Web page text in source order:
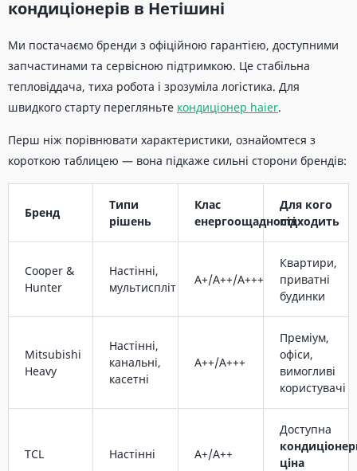
кондиціонерів в Нетішині
Ми постачаємо бренди з офіційною гарантією, доступними
запчастинами та сервісною підтримкою. Це стабільна
тепловіддача, тиха робота і зрозуміла логістика. Для
швидкого старту перегляньте кондиціонер haier.
Перш ніж порівнювати характеристики, ознайомтеся з
короткою таблицею — вона підкаже сильні сторони брендів:
Бренд
Типи
рішень
Клас
енергоощадності
Для кого
підходить
Cooper &
Hunter
Настінні,
мультиспліт
A+/A++/A+++
Квартири,
приватні
будинки
Mitsubishi
Heavy
Настінні,
канальні,
касетні
A++/A+++
Преміум,
офіси,
вимогливі
користувачі
TCL Настінні A+/A++
Доступна
ціна